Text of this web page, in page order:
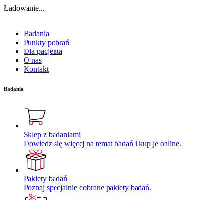
Ładowanie...
Badania
Punkty pobrań
Dla pacjenta
O nas
Kontakt
Badania
Sklep z badaniami
Dowiedz się więcej na temat badań i kup je online.
Pakiety badań
Poznaj specjalnie dobrane pakiety badań.